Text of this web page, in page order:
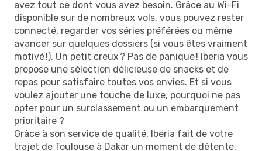
avez tout ce dont vous avez besoin. Grâce au Wi-Fi
disponible sur de nombreux vols, vous pouvez rester
connecté, regarder vos séries préférées ou même
avancer sur quelques dossiers (si vous êtes vraiment
motivé !). Un petit creux ? Pas de panique ! Iberia vous
propose une sélection délicieuse de snacks et de
repas pour satisfaire toutes vos envies. Et si vous
voulez ajouter une touche de luxe, pourquoi ne pas
opter pour un surclassement ou un embarquement
prioritaire ?
Grâce à son service de qualité, Iberia fait de votre
trajet de Toulouse à Dakar un moment de détente,